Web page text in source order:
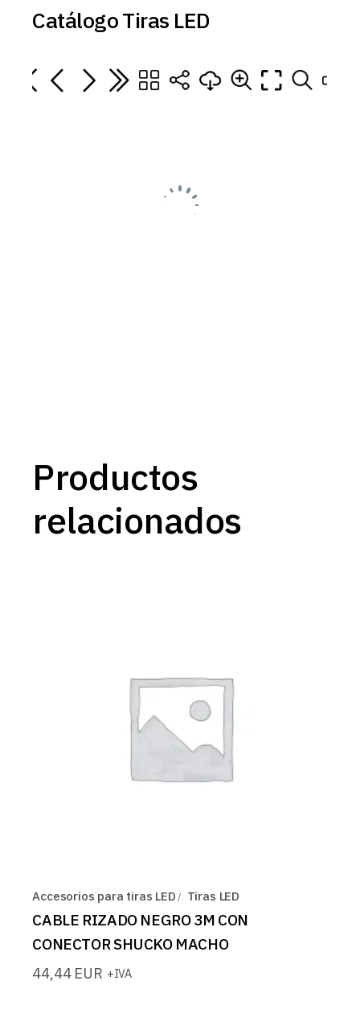
Catálogo Tiras LED
Productos
relacionados
Accesorios para tiras LED Tiras LED
CABLE RIZADO NEGRO 3M CON
CONECTOR SHUCKO MACHO
44,44 EUR +IVA